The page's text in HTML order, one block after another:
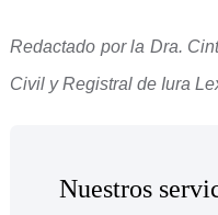
Redactado por la Dra.
Civil y Registral de Iura
Nuestros